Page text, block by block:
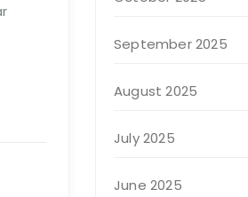
September 2025
August 2025
July 2025
June 2025